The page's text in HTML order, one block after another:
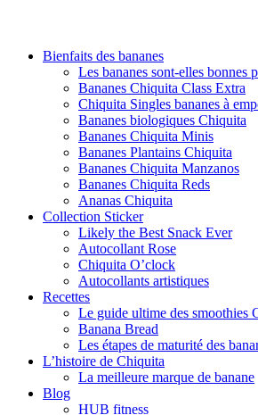
Bienfaits des bananes
Les bananes sont-elles bonnes
Bananes Chiquita Class Extra
Chiquita Singles bananes à
Bananes biologiques Chiquita
Bananes Chiquita Minis
Bananes Plantains Chiquita
Bananes Chiquita Manzanos
Bananes Chiquita Reds
Ananas Chiquita
Collection Sticker
Likely the Best Snack Ever
Autocollant Rose
Chiquita O’clock
Autocollants artistiques
Recettes
Le guide ultime des smoothies
Banana Bread
Les étapes de maturité des
L’histoire de Chiquita
La meilleure marque de banane
Blog
HUB fitness